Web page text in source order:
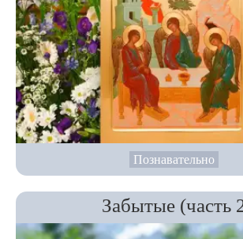
Познавательно
Забытые (часть